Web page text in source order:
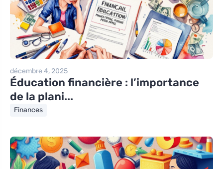
décembre 4, 2025
Éducation financière : l’importance
de la plani...
Finances